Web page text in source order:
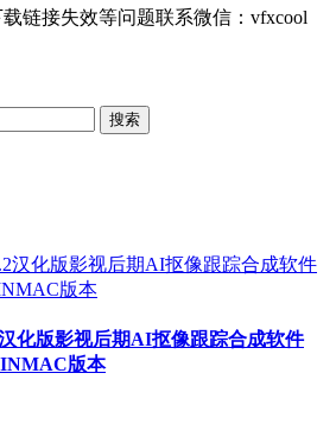
链接失效等问题联系微信：vfxcool
化版影视后期AI抠像跟踪合成软件
版本